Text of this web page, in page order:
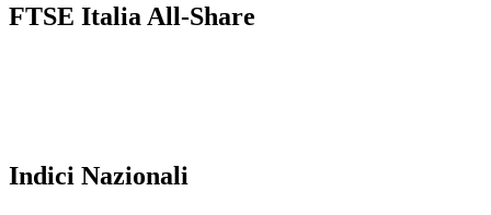
FTSE Italia All-Share
Indici Nazionali